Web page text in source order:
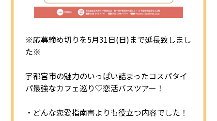
※応募締め切りを5月31日(日)まで延長致しまし
た※
宇都宮市の魅力のいっぱい詰まったコスパタイ
パ最強なカフェ巡り♡恋活バスツアー！
・どんな恋愛指南書よりも役立つ内容でした！